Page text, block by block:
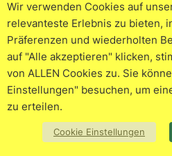
© 2026 Impressum
Policy
Wir verwenden Cookies auf
relevanteste Erlebnis zu bieten,
Präferenzen und wiederholten
auf "Alle akzeptieren" klicken,
von ALLEN Cookies zu. Sie
Einstellungen" besuchen, um
zu erteilen.
Cookie Einstellungen